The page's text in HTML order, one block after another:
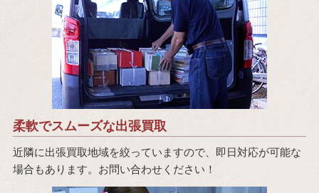
柔軟でスムーズな出張買取
近隣に出張買取地域を絞っていますので、即日対応が可能な
場合もあります。お問い合わせください！